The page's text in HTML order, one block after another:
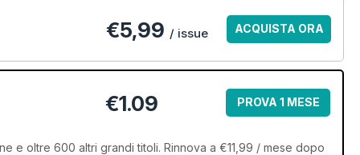
€5,99 / issue ACQUISTA ORA
€1.09 PROVA 1 MESE
e oltre 600 altri grandi titoli. Rinnova a €11,99 / mese dopo